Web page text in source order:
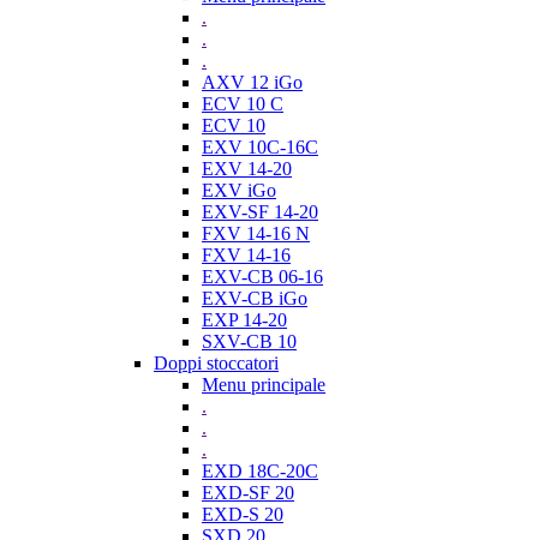
.
.
.
AXV 12 iGo
ECV 10 C
ECV 10
EXV 10C-16C
EXV 14-20
EXV iGo
EXV-SF 14-20
FXV 14-16 N
FXV 14-16
EXV-CB 06-16
EXV-CB iGo
EXP 14-20
SXV-CB 10
Doppi stoccatori
Menu principale
.
.
.
EXD 18C-20C
EXD-SF 20
EXD-S 20
SXD 20